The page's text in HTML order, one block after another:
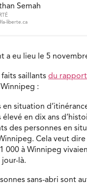
Semah
liberte.ca
a eu lieu le 5
saillants du rapport
:
situation
en dix ans
des personnes en
Cela veut
000 à Winnipeg
jour-là.
sans-abri sont